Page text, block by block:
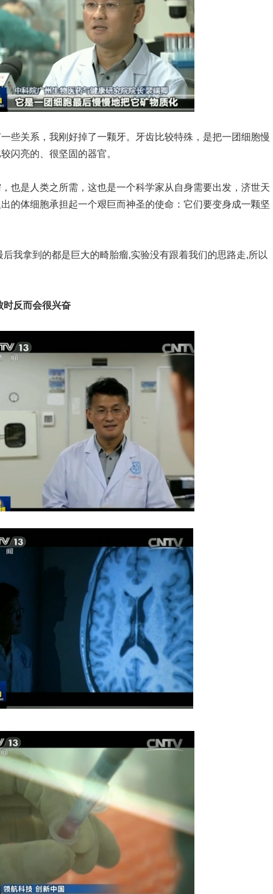
一些关系，我刚好掉了一颗牙。牙齿比较特殊，是把一团细胞慢
闪亮的、很坚固的器官。
是人类之所需，这也是一个科学家从自身需要出发，济世天
的体细胞承担起一个艰巨而神圣的使命：它们要变身成一颗坚
后我拿到的都是巨大的畸胎瘤,实验没有跟着我们的思路走,所以
时反而会很兴奋